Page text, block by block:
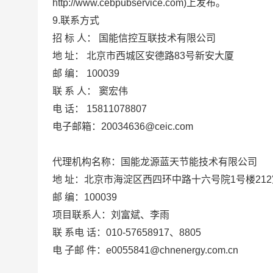
http://www.cebpubservice.com)上发布。
9.联系方式
招 标 人：
国能信控互联技术有限公司
地 址：
北京市西城区安德路83号新安大厦
邮 编：
100039
联 系 人：
窦宏伟
电 话：
15811078807
电子邮箱： 20034636@ceic.com
代理机构名称：国能龙源蓝天节能技术有限公司
地 址：北京市海淀区西四环中路十六号院1号楼
邮 编： 100039
项目联系人：刘富斌、李雨
联 系电 话： 010-57658917、8805
电 子邮 件： e0055841@chnenergy.com.cn